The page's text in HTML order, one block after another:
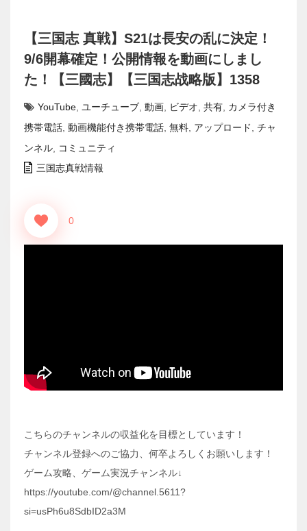
【三国志 真戦】S21は長安の乱に決定！
9/6開幕確定！公開情報を動画にしまし
た！【三國志】【三国志战略版】1358
YouTube ユーチューブ 動画 ビデオ 共有 カメラ付き
携帯電話 動画機能付き携帯電話 無料 アップロード
チャ
ンネル
コミュニティ
三国志真戦情報
0
こちらのチャンネルの収益化を目標としています！
チャンネル登録へのご協力、何卒よろしくお願いします！
ゲーム攻略、ゲーム実況チャンネル↓
https://youtube.com/@channel.5611?
si=usPh6u8SdbID2a3M